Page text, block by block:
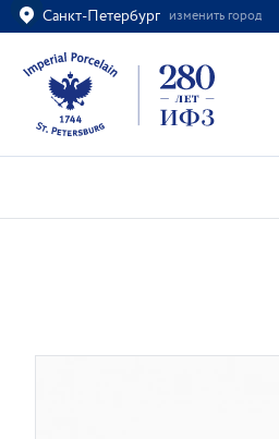
Санкт-Петербург изменить город
Ваш город Санкт-Петербург?
ВСЁ ВЕРНО ИЗМЕНИТЬ